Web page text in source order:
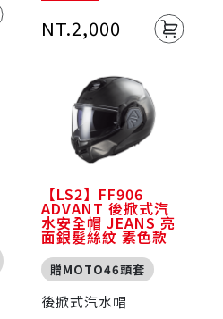
NT.2,000
【LS2】FF906
ADVANT 後掀式汽
水安全帽 JEANS 亮
面銀髮絲紋 素色款
贈MOTO46頭套
後掀式汽水帽